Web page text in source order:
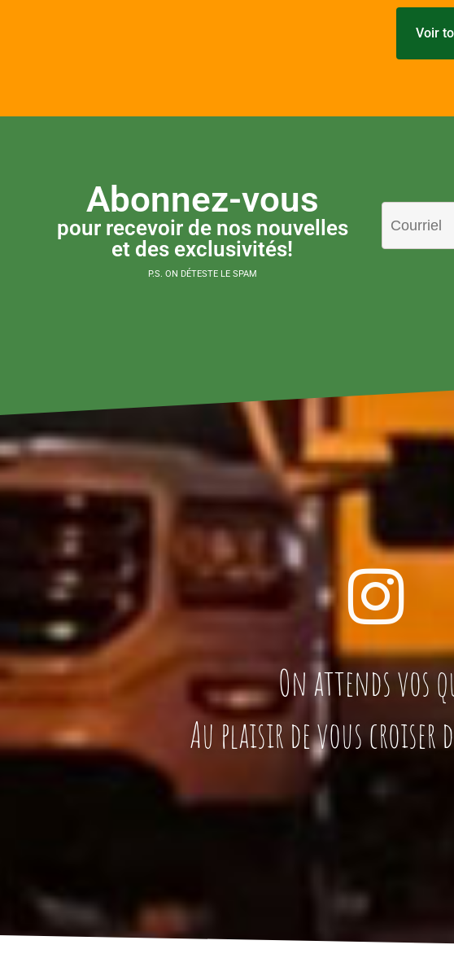
Voir
Abonnez-vous
pour recevoir de nos nouvelles
et des exclusivités!
P.S. ON DÉTESTE LE SPAM
On attends vos
Au plaisir de vous croiser